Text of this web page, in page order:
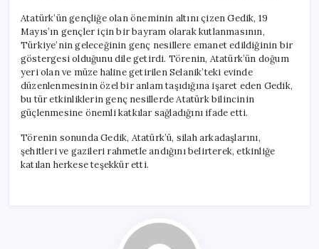
Atatürk’ün gençliğe olan öneminin altını çizen Gedik, 19
Mayıs’ın gençler için bir bayram olarak kutlanmasının,
Türkiye’nin geleceğinin genç nesillere emanet edildiğinin bir
göstergesi olduğunu dile getirdi. Törenin, Atatürk’ün doğum
yeri olan ve müze haline getirilen Selanik’teki evinde
düzenlenmesinin özel bir anlam taşıdığına işaret eden Gedik,
bu tür etkinliklerin genç nesillerde Atatürk bilincinin
güçlenmesine önemli katkılar sağladığını ifade etti.
Törenin sonunda Gedik, Atatürk’ü, silah arkadaşlarını,
şehitleri ve gazileri rahmetle andığını belirterek, etkinliğe
katılan herkese teşekkür etti.